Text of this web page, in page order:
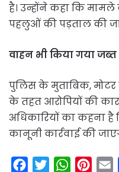
है। उन्होंने कहा कि
पहलुओं की पड़ताल की जा
वाहन भी किया गया जब्त
पुलिस के मुताबिक, मोटर
के तहत आरोपियों की
अधिकारियों का कहना
कानूनी कार्रवाई की
W